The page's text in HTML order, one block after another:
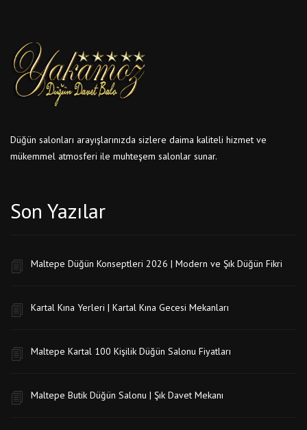
Düğün salonları arayışlarınızda sizlere daima kaliteli hizmet ve
mükemmel atmosferi ile muhteşem salonlar sunar.
Son Yazılar
Maltepe Düğün Konseptleri 2026 | Modern ve Şık Düğün Fikri
Kartal Kına Yerleri | Kartal Kına Gecesi Mekanları
Maltepe Kartal 100 Kişilik Düğün Salonu Fiyatları
Maltepe Butik Düğün Salonu | Şık Davet Mekanı